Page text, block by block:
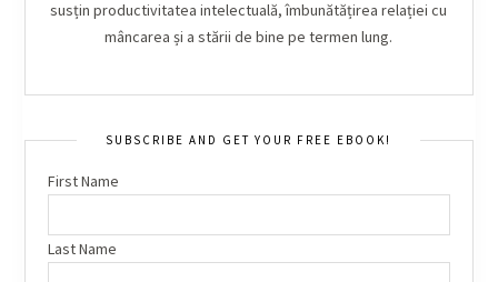
susțin productivitatea intelectuală, îmbunătățirea relației cu
mâncarea și a stării de bine pe termen lung.
SUBSCRIBE AND GET YOUR FREE EBOOK!
First Name
Last Name